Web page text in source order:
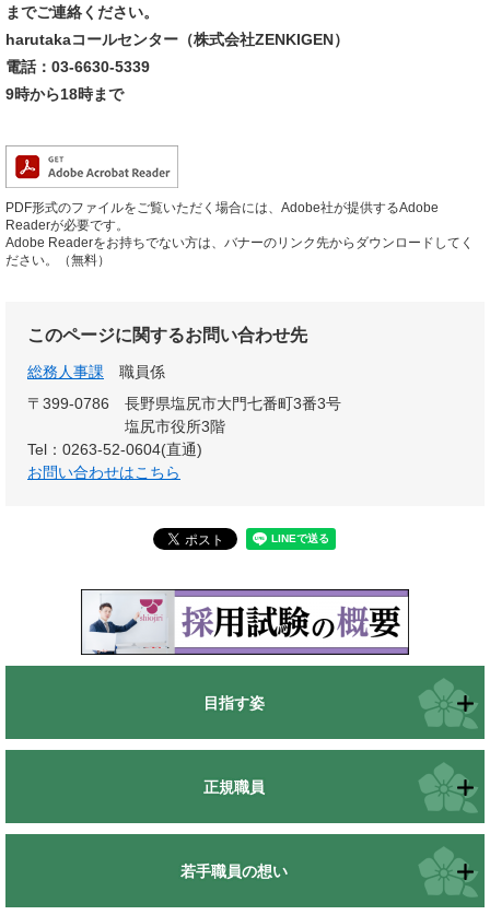
までご連絡ください。
harutakaコールセンター（株式会社ZENKIGEN）
電話：03-6630-5339
9時から18時まで
PDF形式のファイルをご覧いただく場合には、Adobe社が提供するAdobe
Readerが必要です。
Adobe Readerをお持ちでない方は、バナーのリンク先からダウンロードしてく
ださい。（無料）
このページに関するお問い合わせ先
総務人事課
職員係
〒399-0786
長野県塩尻市大門七番町3番3号
塩尻市役所3階
Tel：0263-52-0604(直通)
お問い合わせはこちら
目指す姿
正規職員
若手職員の想い